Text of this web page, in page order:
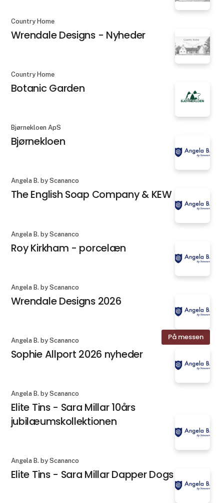
Country Home
Wrendale Designs - Nyheder
Country Home
Botanic Garden
Bjørnekloen ApS
Bjørnekloen
Angela B. by Scananco
The English Soap Company & KEW
Angela B. by Scananco
Roy Kirkham - porcelæn
Angela B. by Scananco
Wrendale Designs 2026
På messen
Angela B. by Scananco
Sophie Allport 2026 nyheder
Angela B. by Scananco
Elite Tins - Sara Millar 10års
jubilæumskollektionen
Angela B. by Scananco
Elite Tins - Sara Millar Dapper Dogs